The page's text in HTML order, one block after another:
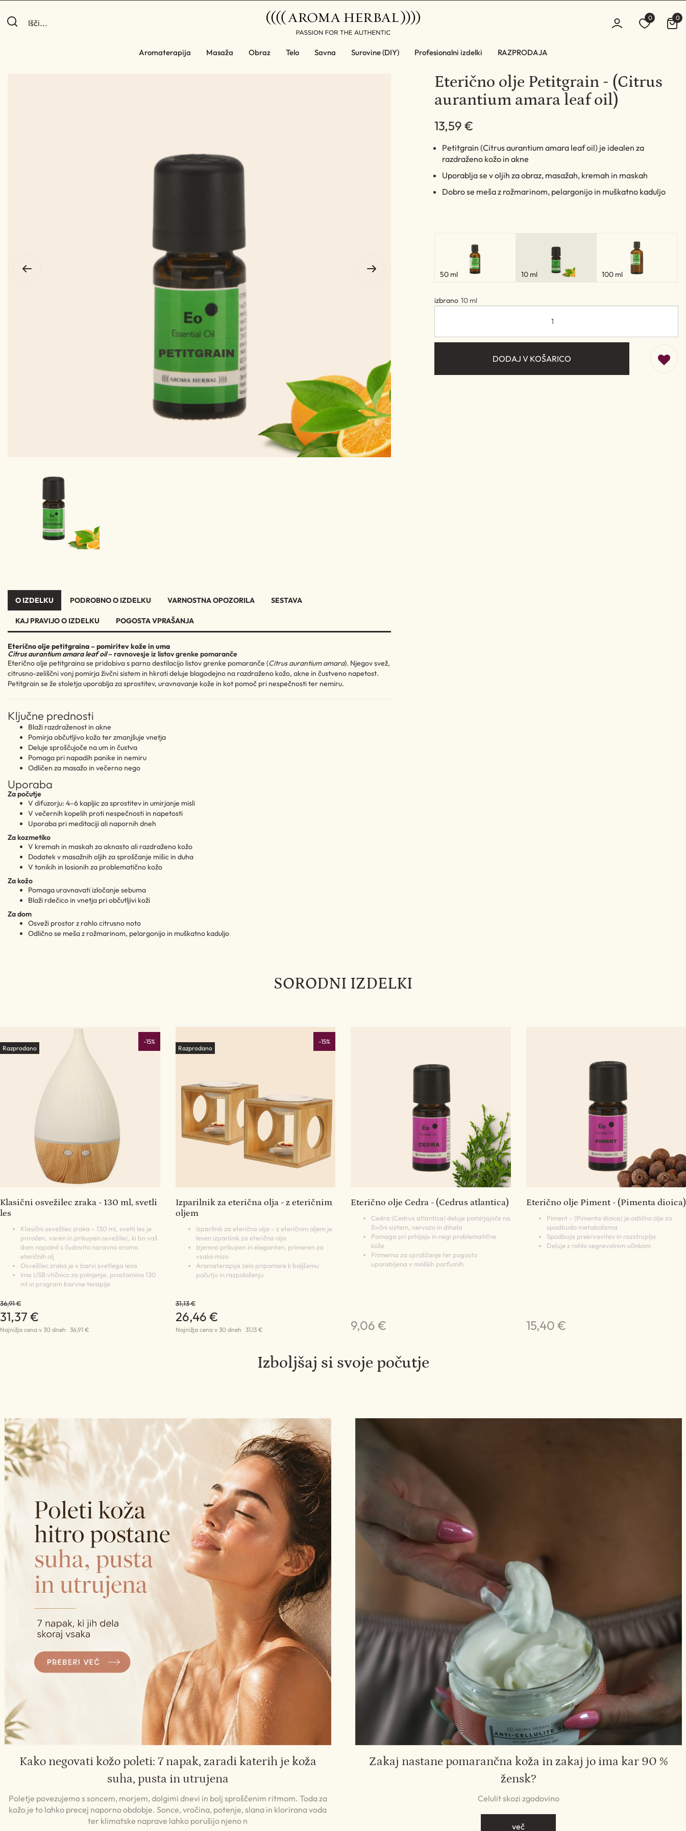
0 0
Aromaterapija Masaža Obraz Telo Savna Surovine (DIY) Profesionalni izdelki RAZPRODAJA
O IZDELKU PODROBNO O IZDELKU VARNOSTNA OPOZORILA SESTAVA
KAJ PRAVIJO O IZDELKU POGOSTA VPRAŠANJA
Eterično olje petitgraina – pomiritev kože in uma
Citrus aurantium amara leaf oil– ravnovesje iz listov grenke pomaranče
Eterično olje petitgraina se pridobiva s parno destilacijo listov grenke pomaranče (Citrus aurantium amara). Njegov svež,
citrusno-zeliščni vonj pomirja živčni sistem in hkrati deluje blagodejno na razdraženo kožo, akne in čustveno napetost.
Petitgrain se že stoletja uporablja za sprostitev, uravnavanje kože in kot pomoč pri nespečnosti ter nemiru.
Ključne prednosti
Blaži razdraženost in akne
Pomirja občutljivo kožo ter zmanjšuje vnetja
Deluje sproščujoče na um in čustva
Pomaga pri napadih panike in nemiru
Odličen za masažo in večerno nego
Uporaba
Za počutje
V difuzorju: 4–6 kapljic za sprostitev in umirjanje misli
V večernih kopelih proti nespečnosti in napetosti
Uporaba pri meditaciji ali napornih dneh
Za kozmetiko
V kremah in maskah za aknasto ali razdraženo kožo
Dodatek v masažnih oljih za sproščanje mišic in duha
V tonikih in losionih za problematično kožo
Za kožo
Pomaga uravnavati izločanje sebuma
Blaži rdečico in vnetja pri občutljivi koži
Za dom
Osveži prostor z rahlo citrusno noto
Odlično se meša z rožmarinom, pelargonijo in muškatno kaduljo
Eterično olje Petitgrain - (Citrus
aurantium amara leaf oil)
13,59 €
Petitgrain (Citrus aurantium amara leaf oil) je idealen za
razdraženo kožo in akne
Uporablja se v oljih za obraz, masažah, kremah in maskah
Dobro se meša z rožmarinom, pelargonijo in muškatno kaduljo
50 ml 10 ml 100 ml
izbrano 10 ml
DODAJ V KOŠARICO
SORODNI IZDELKI
-15%
Razprodano
Klasični osvežilec zraka - 130 ml, svetli
les
Klasični osvežilec zraka – 130 ml, svetli les je
priročen, varen in prikupen osvežilec, ki bo vaš
dom napolnil s čudovito naravno aromo
eteričnih olj
Osvežilec zraka je v barvi svetlega lesa
Ima USB vtičnico za polnjenje, prostornino 130
ml in program barvne terapije
36,91 €
31,37 €
Najnižja cena v 30 dneh 36,91 €
-15%
Razprodano
Izparilnik za eterična olja - z eteričnim
oljem
Izparilnik za eterična olja – z eteričnim oljem je
lesen izparilnik za eterična olja
Izjemno prikupen in eleganten, primeren za
vsako mizo
Aromaterapija zelo pripomore k boljšemu
počutju in razpoloženju
31,13 €
26,46 €
Najnižja cena v 30 dneh 31,13 €
Eterično olje Cedra - (Cedrus atlantica)
Cedra (Cedrus atlantica) deluje pomirjajoče na
živčni sistem, nervozo in dihala
Pomaga pri prhljaju in negi problematične
kože
Primerna za sproščanje ter pogosto
uporabljena v moških parfumih
9,06 €
Eterično olje Piment - (Pimenta dioica)
Piment – (Pimenta dioica) je odlično olje za
spodbudo metabolizma
Spodbuja prekrvavitev in razstruplja
Deluje z rahlo segrevalnim učinkom
15,40 €
Izboljšaj si svoje počutje
Kako negovati kožo poleti: 7 napak, zaradi katerih je koža
suha, pusta in utrujena
Poletje povezujemo s soncem, morjem, dolgimi dnevi in bolj sproščenim ritmom. Toda za
kožo je to lahko precej naporno obdobje. Sonce, vročina, potenje, slana in klorirana voda
ter klimatske naprave lahko porušijo njeno n
Zakaj nastane pomarančna koža in zakaj jo ima kar 90 %
žensk?
Celulit skozi zgodovino
več